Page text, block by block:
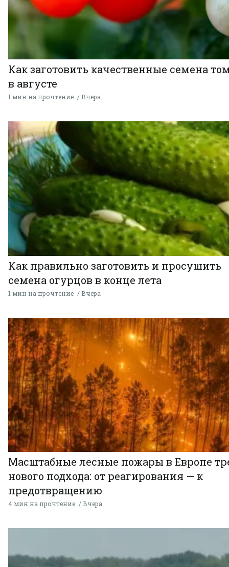
Как заготовить качественные семена
в августе
1 мин на прочтение Вчера
Как правильно заготовить и просушить
семена огурцов в конце лета
1 мин на прочтение Вчера
Масштабные лесные пожары в Европе
нового подхода: от реагирования — к
предотвращению
4 мин на прочтение Вчера